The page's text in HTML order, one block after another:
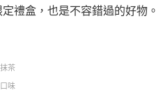
禮盒，也是不容錯過的好物。
抹茶
口味